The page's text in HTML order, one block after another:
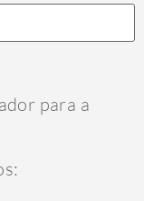
para a